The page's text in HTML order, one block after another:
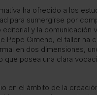
ha ofrecido a los
para sumergirse por
y la comunicación
Pepe Gimeno, el taller ha
en dos dimensiones,
que posea una clara
en el ámbito de la